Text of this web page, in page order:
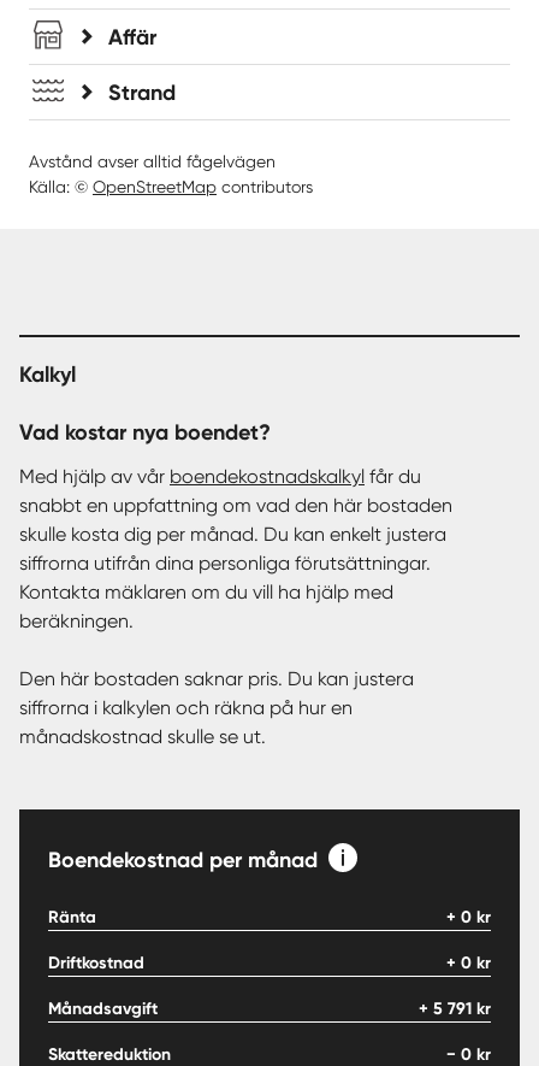
Affär
Strand
Avstånd avser alltid fågelvägen
Källa: © OpenStreetMap contributors
Kalkyl
Vad kostar nya boendet?
Med hjälp av vår boendekostnadskalkyl får du
snabbt en uppfattning om vad den här bostaden
skulle kosta dig per månad. Du kan enkelt justera
siffrorna utifrån dina personliga förutsättningar.
Kontakta mäklaren om du vill ha hjälp med
beräkningen.
Den här bostaden saknar pris. Du kan justera
siffrorna i kalkylen och räkna på hur en
månadskostnad skulle se ut.
Boendekostnad per månad
Ränta + 0 kr
Driftkostnad + 0 kr
Månadsavgift + 5 791 kr
Skattereduktion − 0 kr